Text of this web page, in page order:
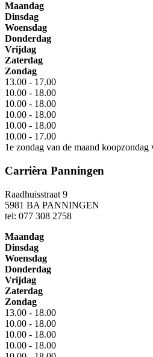
Maandag
Dinsdag
Woensdag
Donderdag
Vrijdag
Zaterdag
Zondag
13.00 - 17.00
10.00 - 18.00
10.00 - 18.00
10.00 - 18.00
10.00 - 18.00
10.00 - 17.00
1e zondag van de maand
Carrièra Panningen
Raadhuisstraat 9
5981 BA PANNINGEN
tel: 077 308 2758
Maandag
Dinsdag
Woensdag
Donderdag
Vrijdag
Zaterdag
Zondag
13.00 - 18.00
10.00 - 18.00
10.00 - 18.00
10.00 - 18.00